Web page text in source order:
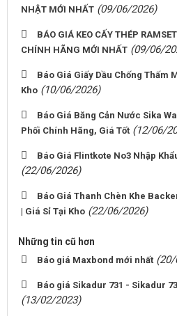
NHẬT MỚI NHẤT (09/06/2026)
BÁO GIÁ KEO CẤY THÉP
CHÍNH HÃNG MỚI NHẤT (09/06/
Báo Giá Giấy Dầu Chống Thấm
Kho (10/06/2026)
Báo Giá Băng Cản Nước Sika
Phối Chính Hãng, Giá Tốt (12/06/
Báo Giá Flintkote No3 Nhập
(22/06/2026)
Báo Giá Thanh Chèn Khe
| Giá Sỉ Tại Kho (22/06/2026)
Những tin cũ hơn
Báo giá Maxbond mới nhất
Báo giá Sikadur 731 - Sikadur
(13/02/2023)